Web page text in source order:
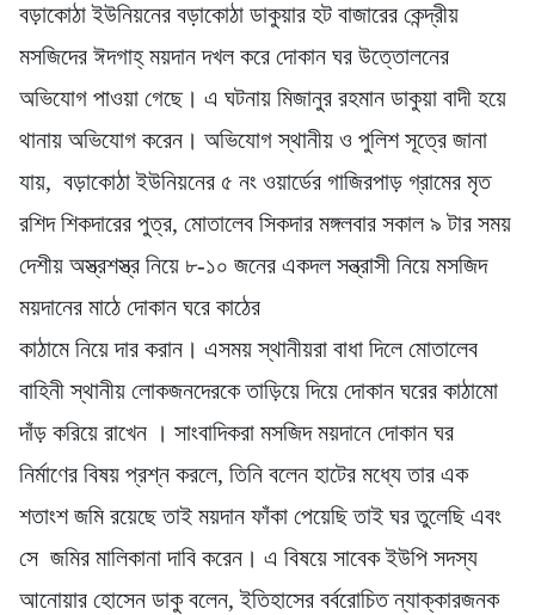
বড়াকোঠা ইউনিয়নের বড়াকোঠা ডাকুয়ার হট বাজারের কেন্দ্রীয়
মসজিদের ঈদগাহ্ ময়দান দখল করে দোকান ঘর উত্তোলনের
অভিযোগ পাওয়া গেছে। এ ঘটনায় মিজানুর রহমান ডাকুয়া বাদী হয়ে
থানায় অভিযোগ করেন। অভিযোগ স্থানীয় ও পুলিশ সূত্রে জানা
যায়, বড়াকোঠা ইউনিয়নের ৫ নং ওয়ার্ডের গাজিরপাড় গ্রামের মৃত
রশিদ শিকদারের পুত্র, মোতালেব সিকদার মঙ্গলবার সকাল ৯ টার সময়
দেশীয় অস্ত্রশস্ত্র নিয়ে ৮-১০ জনের একদল সন্ত্রাসী নিয়ে মসজিদ
ময়দানের মাঠে দোকান ঘরে কাঠের
কাঠামে নিয়ে দার করান। এসময় স্থানীয়রা বাধা দিলে মোতালেব
বাহিনী স্থানীয় লোকজনদেরকে তাড়িয়ে দিয়ে দোকান ঘরের কাঠামো
দাঁড় করিয়ে রাখেন । সাংবাদিকরা মসজিদ ময়দানে দোকান ঘর
নির্মাণের বিষয় প্রশ্ন করলে, তিনি বলেন হাটের মধ্যে তার এক
শতাংশ জমি রয়েছে তাই ময়দান ফাঁকা পেয়েছি তাই ঘর তুলেছি এবং
সে জমির মালিকানা দাবি করেন। এ বিষয়ে সাবেক ইউপি সদস্য
আনোয়ার হোসেন ডাকু বলেন, ইতিহাসের বর্বরোচিত ন্যাক্কারজনক